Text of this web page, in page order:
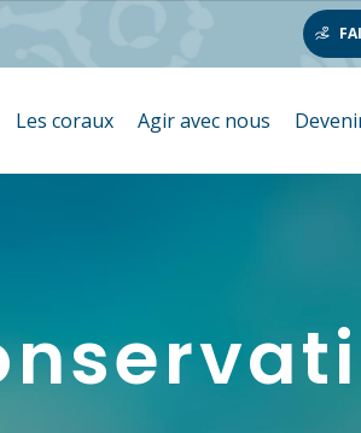
Les coraux Agir avec nous